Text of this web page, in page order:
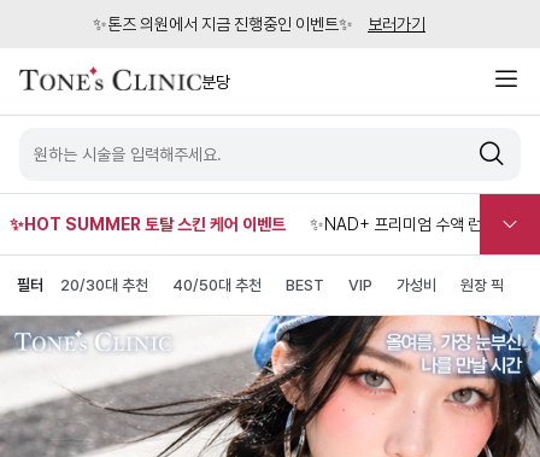
✨톤즈 의원에서 지금 진행중인 이벤트✨ 보러가기
분당
✨HOT SUMMER 토탈 스킨 케어 이벤트 ✨NAD+ 프리미엄 수액 런칭
필터 20/30대 추천 40/50대 추천 BEST VIP 가성비 원장 픽